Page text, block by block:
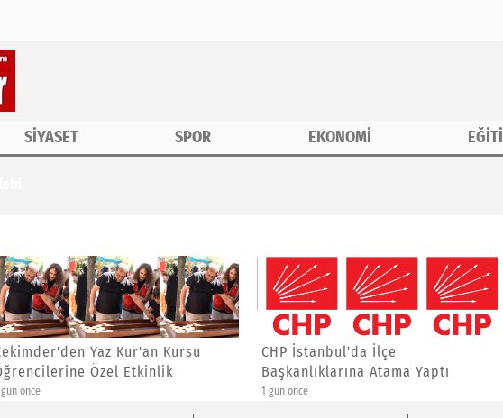
SİYASET SPOR EKONOMİ
CHP İstanbul'da İlçe
Başkanlıklarına Atama Yaptı
Asiad Genel Başkanı Yücel
Yalçınkaya'ya Yeni Görev